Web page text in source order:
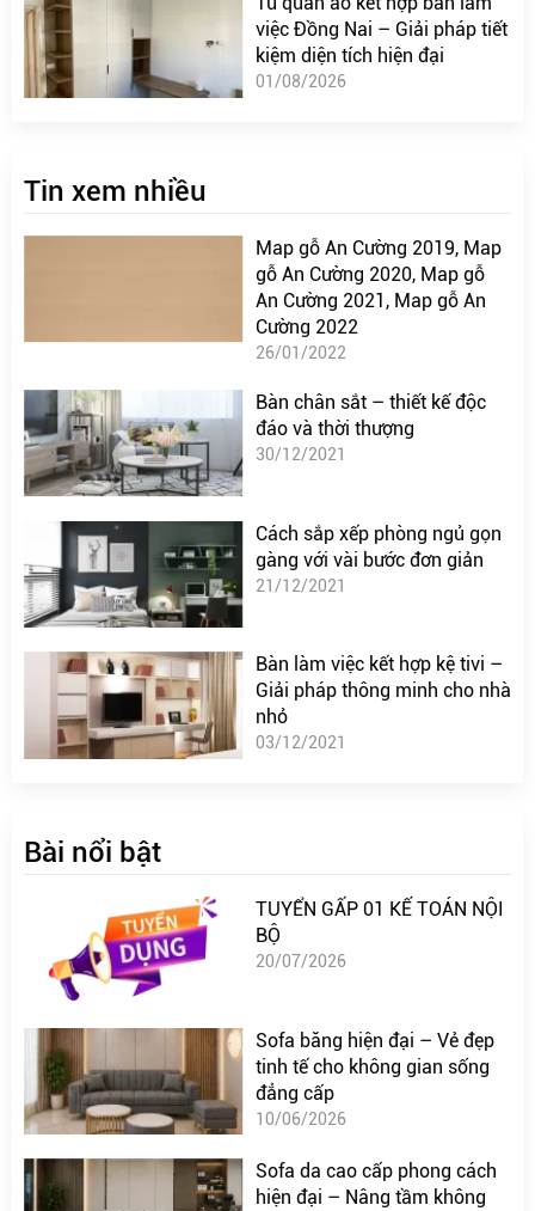
việc Đồng Nai – Giải pháp tiết
kiệm diện tích hiện đại
01/08/2026
Tin xem nhiều
Map gỗ An Cường 2019, Map
gỗ An Cường 2020, Map gỗ
An Cường 2021, Map gỗ An
Cường 2022
26/01/2022
Bàn chân sắt – thiết kế độc
đáo và thời thượng
30/12/2021
Cách sắp xếp phòng ngủ gọn
gàng với vài bước đơn giản
21/12/2021
Bàn làm việc kết hợp kệ tivi –
Giải pháp thông minh cho nhà
nhỏ
03/12/2021
Bài nổi bật
TUYỂN GẤP 01 KẾ TOÁN NỘI
BỘ
20/07/2026
Sofa băng hiện đại – Vẻ đẹp
tinh tế cho không gian sống
đẳng cấp
10/06/2026
Sofa da cao cấp phong cách
hiện đại – Nâng tầm không